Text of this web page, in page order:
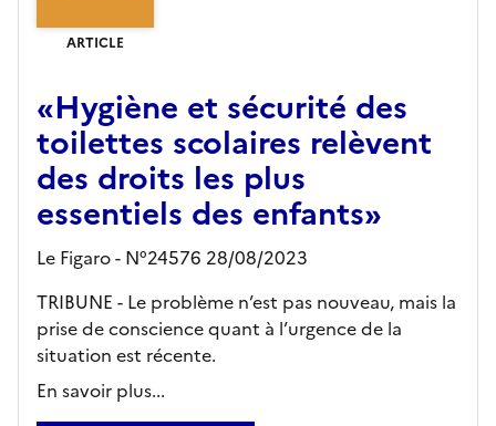
ARTICLE
«Hygiène et sécurité des
toilettes scolaires relèvent
des droits les plus
essentiels des enfants»
Le Figaro - N°24576 28/08/2023
TRIBUNE - Le problème n’est pas nouveau, mais la
prise de conscience quant à l’urgence de la
situation est récente.
En savoir plus...